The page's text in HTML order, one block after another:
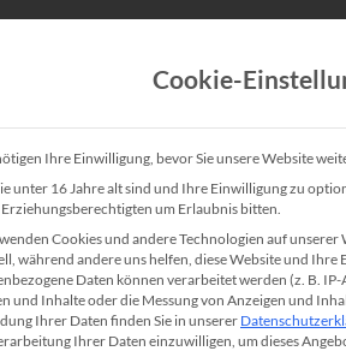
Produkte Unsere
HP PageWide
Der HP PageWide
und energieeffizienterDIN
Cookie-
Ihre Einwilligung, bevor Sie unsere Website
unter 16 Jahre alt sind und Ihre Einwilligung zu
Erziehungsberechtigten um Erlaubnis bitten.
Cookies und andere Technologien auf unserer
während andere uns helfen, diese Website und Ihre
Daten können verarbeitet werden (z. B.
und Inhalte oder die Messung von Anzeigen und
Ihrer Daten finden Sie in unserer
Ihrer Daten einzuwilligen, um dieses